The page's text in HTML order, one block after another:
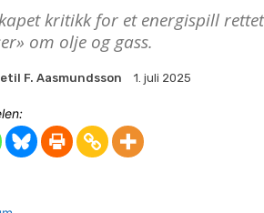
kritikk for et energispill
om olje og gass.
F. Aasmundsson 1. juli 2025